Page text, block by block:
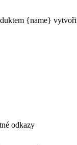
odkazy